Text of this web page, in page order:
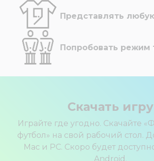
Представлять
Попробовать режим
Скачать игру
Играйте где угодно. Скачайте
футбол» на свой рабочий стол.
Mac и PC. Скоро будет
Android.